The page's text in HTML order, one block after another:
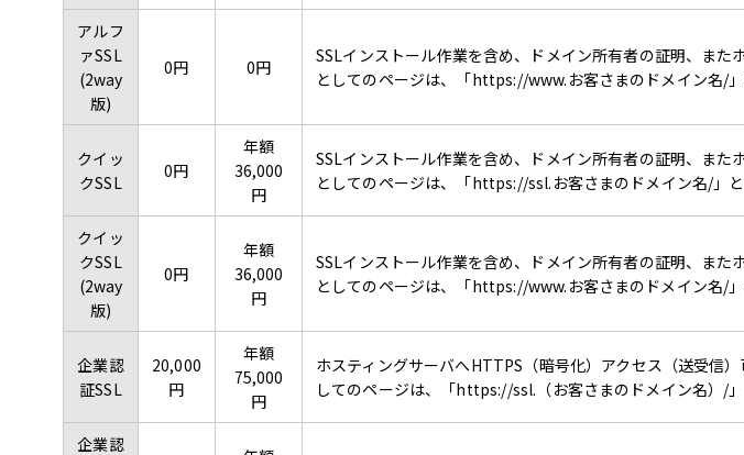
アルフ
ァSSL
(2way
版)
0円 0円
SSLインストール作業を含め、ドメイン所有者の証明、ま
としてのページは、「https://www.お客さまのドメイン名/
クイッ
クSSL
0円
年額
36,000
円
SSLインストール作業を含め、ドメイン所有者の証明、ま
としてのページは、「https://ssl.お客さまのドメイン名/」と
クイッ
クSSL
(2way
版)
0円
年額
36,000
円
SSLインストール作業を含め、ドメイン所有者の証明、ま
としてのページは、「https://www.お客さまのドメイン名/
企業認
証SSL
20,000
円
年額
75,000
円
ホスティングサーバへHTTPS（暗号化）アクセス（送受信
してのページは、「https://ssl.（お客さまのドメイン名）/」
企業認